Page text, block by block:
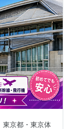
京都・東京体